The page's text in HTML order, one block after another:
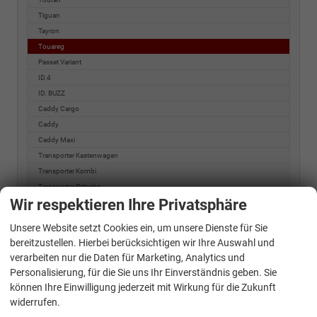
Tiguan
Tayron
Touareg
Passat Variant
ID.4
ID. BUZZ
Caddy Cargo
Caddy
Caddy Maxi
Transporter Kastenwagen
Transporter Kombi
Transporter Pritsche
e-Transporter Kastenwagen
T7 Transporter
T7 Transporter Kombi
Wir respektieren Ihre Privatsphäre
Unsere Website setzt Cookies ein, um unsere Dienste für Sie
bereitzustellen. Hierbei berücksichtigen wir Ihre Auswahl und
verarbeiten nur die Daten für Marketing, Analytics und
Personalisierung, für die Sie uns Ihr Einverständnis geben. Sie
können Ihre Einwilligung jederzeit mit Wirkung für die Zukunft
widerrufen.